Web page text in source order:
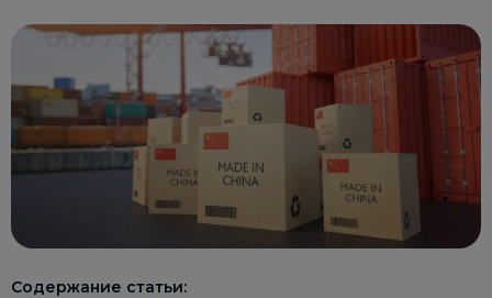
Содержание статьи: